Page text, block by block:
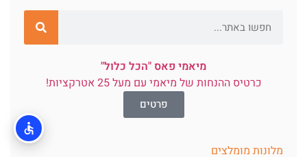
מיאמי פאס "הכל כלול"
כרטיס ההנחות של מיאמי עם מעל 25 אטרקציות!
פרטים
מלונות מומלצים